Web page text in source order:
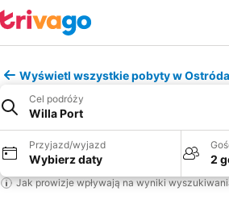
Wyświetl wszystkie pobyty w Ostróda
Cel podróży
Willa Port
Przyjazd/wyjazd
Wybierz daty 2
Jak prowizje wpływają na wyniki